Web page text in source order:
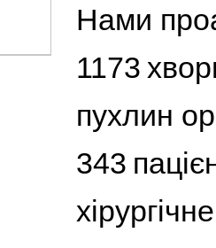
Нами
1173
пухлин
343